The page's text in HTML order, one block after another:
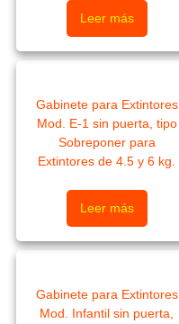
Leer más
Gabinete para Extintores
Mod. E-1 sin puerta, tipo
Sobreponer para
Extintores de 4.5 y 6 kg.
Leer más
Gabinete para Extintores
Mod. Infantil sin puerta,